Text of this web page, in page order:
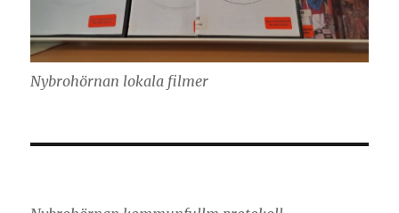
Nybrohörnan lokala filmer